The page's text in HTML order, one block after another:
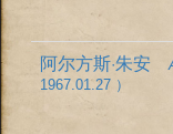
阿尔方斯·朱安
1967.01.27 ）